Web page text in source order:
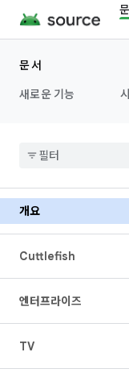
문서
새로운 기능
개요
Cuttlefish
엔터프라이즈
TV